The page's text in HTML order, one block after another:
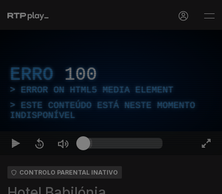
ERRO 100
ERROR ON HTML5 MEDIA ELEMENT
ESTE CONTEÚDO ESTÁ NESTE MOMENTO
INDISPONÍVEL
CONTROLO PARENTAL INATIVO